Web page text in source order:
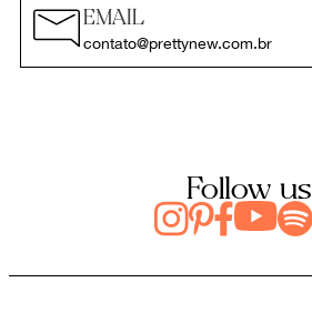
EMAIL
contato@prettynew.com.br
Follow us